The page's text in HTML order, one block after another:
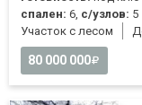
спален: 6, с/узлов: 5
Участок с лесом
80 000 000